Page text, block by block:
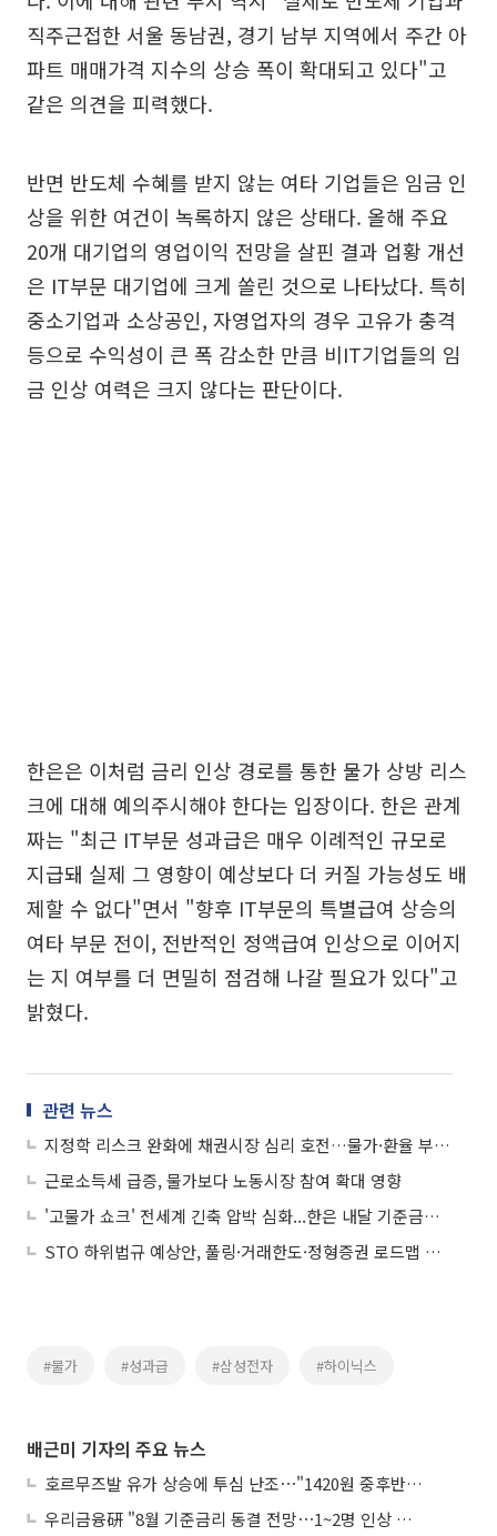
직주근접한 서울 동남권, 경기 남부 지역에서 주간 아
파트 매매가격 지수의 상승 폭이 확대되고 있다"고
같은 의견을 피력했다.
반면 반도체 수혜를 받지 않는 여타 기업들은 임금 인
상을 위한 여건이 녹록하지 않은 상태다. 올해 주요
20개 대기업의 영업이익 전망을 살핀 결과 업황 개선
은 IT부문 대기업에 크게 쏠린 것으로 나타났다. 특히
중소기업과 소상공인, 자영업자의 경우 고유가 충격
등으로 수익성이 큰 폭 감소한 만큼 비IT기업들의 임
금 인상 여력은 크지 않다는 판단이다.
한은은 이처럼 금리 인상 경로를 통한 물가 상방 리스
크에 대해 예의주시해야 한다는 입장이다. 한은 관계
짜는 "최근 IT부문 성과급은 매우 이례적인 규모로
지급돼 실제 그 영향이 예상보다 더 커질 가능성도 배
제할 수 없다"면서 "향후 IT부문의 특별급여 상승의
여타 부문 전이, 전반적인 정액급여 인상으로 이어지
는 지 여부를 더 면밀히 점검해 나갈 필요가 있다"고
밝혔다.
관련 뉴스
지정학 리스크 완화에 채권시장 심리 호전…물가·환율 부담은 지속
근로소득세 급증, 물가보다 노동시장 참여 확대 영향
'고물가 쇼크' 전세계 긴축 압박 심화...한은 내달 기준금리 인상 가능성
STO 하위법규 예상안, 풀링·거래한도·정형증권 로드맵 제시
#물가 #성과급 #삼성전자 #하이닉스
배근미 기자의 주요 뉴스
호르무즈발 유가 상승에 투심 난조⋯"1420원 중후반 등락"
우리금융硏 "8월 기준금리 동결 전망⋯1~2명 인상 소수의견 낼 것"